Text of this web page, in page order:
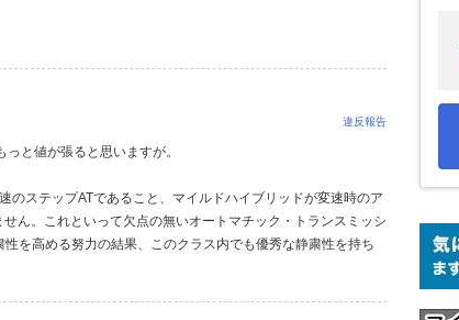
違反報告
と値が張ると思いますが。
ステップATであること、マイルドハイブリッドが変速時のア
ん。これといって欠点の無いオートマチック・トランスミッシ
を高める努力の結果、このクラス内でも優秀な静粛性を持ち